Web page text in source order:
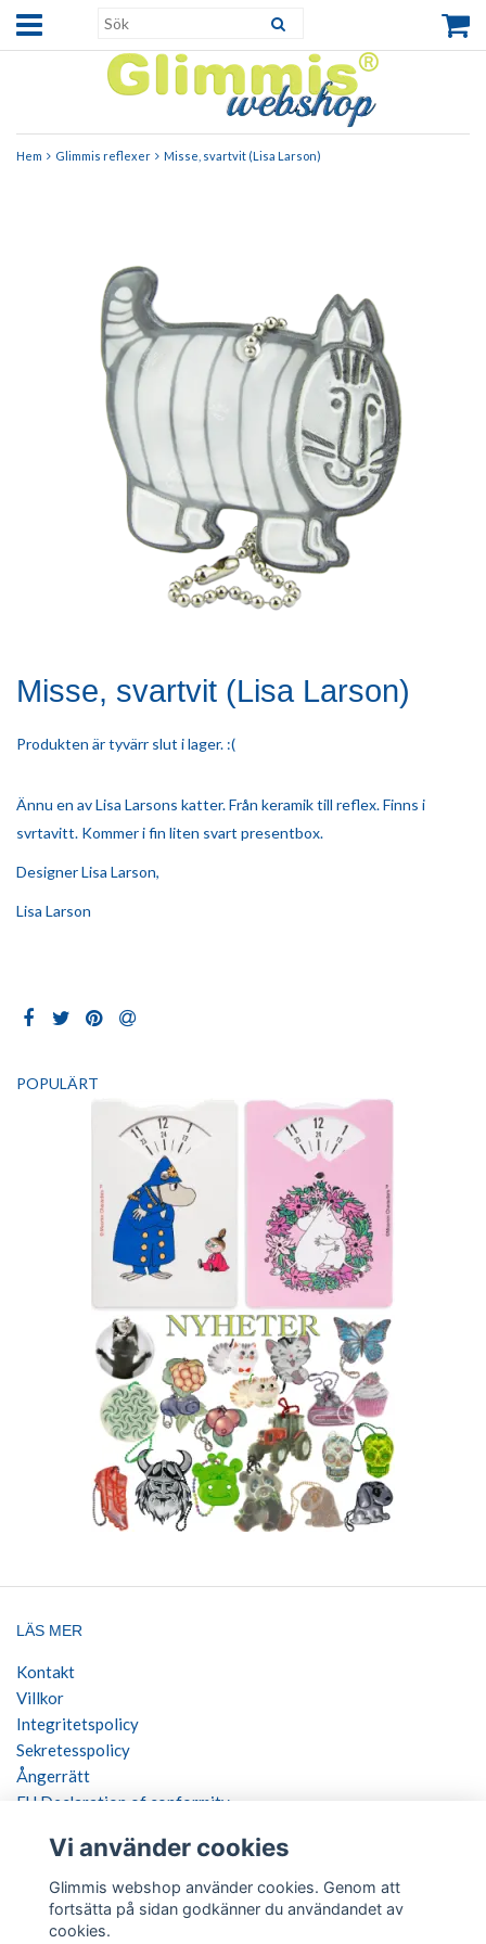
Hem Glimmis reflexer Misse, svartvit (Lisa Larson)
Misse, svartvit (Lisa Larson)
Produkten är tyvärr slut i lager. :(
Ännu en av Lisa Larsons katter. Från keramik till reflex. Finns i
svrtavitt. Kommer i fin liten svart presentbox.
Designer Lisa Larson,
Lisa Larson
POPULÄRT
LÄS MER
Kontakt
Villkor
Integritetspolicy
Sekretesspolicy
Ångerrätt
EU Declaration of conformity
SOCIALA MEDIER
Vi använder cookies
Glimmis webshop använder cookies. Genom att
fortsätta på sidan godkänner du användandet av
cookies.